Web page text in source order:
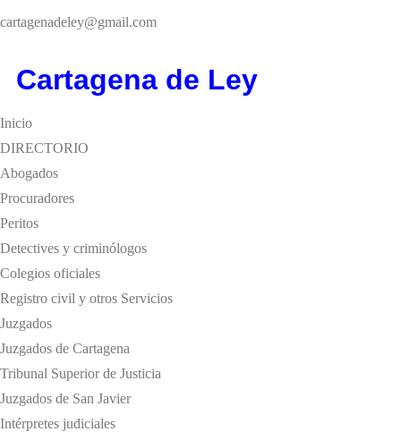
cartagenadeley@gmail.com
Cartagena de Ley
Inicio
DIRECTORIO
Abogados
Procuradores
Peritos
Detectives y criminólogos
Colegios oficiales
Registro civil y otros Servicios
Juzgados
Juzgados de Cartagena
Tribunal Superior de Justicia
Juzgados de San Javier
Intérpretes judiciales